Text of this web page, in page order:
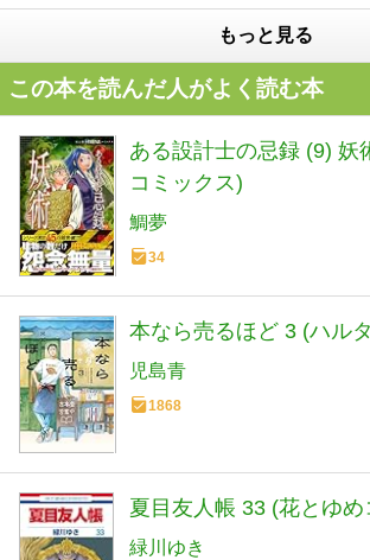
もっと見る
この本を読んだ人がよく読む本
ある設計士の忌録 (9) 妖
コミックス)
鯛夢
34
本なら売るほど 3 (ハル
児島青
1868
夏目友人帳 33 (花とゆ
緑川ゆき